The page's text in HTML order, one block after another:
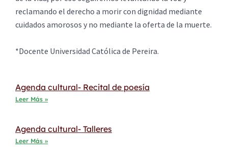
reclamando el derecho a morir con dignidad mediante
cuidados amorosos y no mediante la oferta de la muerte.
*Docente Universidad Católica de Pereira.
Agenda cultural- Recital de poesía
Leer Más »
Agenda cultural- Talleres
Leer Más »